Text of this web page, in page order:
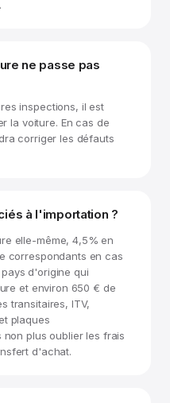
ne passe pas
inspections, il est
la voiture. En cas de
corriger les défauts
à l'importation ?
elle-même, 4,5% en
correspondants en cas
d'origine qui
et environ 650 € de
transitaires, ITV,
plaques
non plus oublier les frais
d'achat.